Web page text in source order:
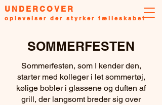
UNDERCOVER
oplevelser der styrker fælleskabet
SOMMERFESTEN
Sommerfesten, som I kender den,
starter med kolleger i let sommertøj,
kølige bobler i glassene og duften af
grill, der langsomt breder sig over